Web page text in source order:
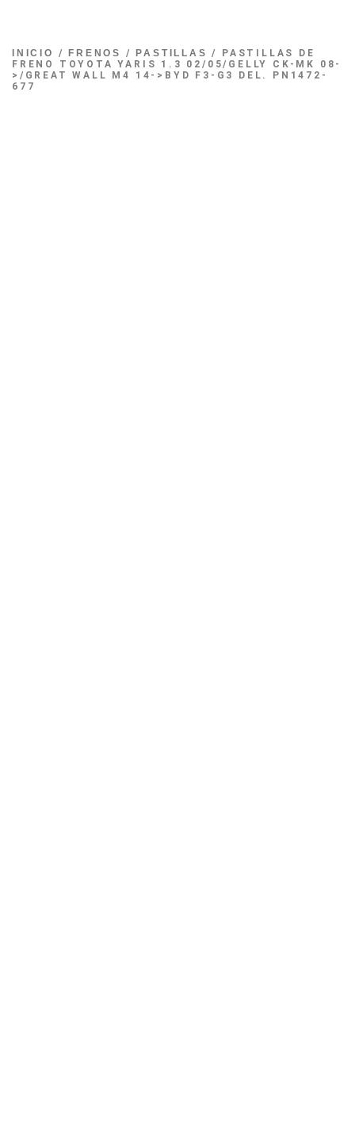
INICIO / FRENOS / PASTILLAS / PASTILLAS DE
FRENO TOYOTA YARIS 1.3 02/05/GELLY CK-MK 08-
>/GREAT WALL M4 14->BYD F3-G3 DEL. PN1472-
677